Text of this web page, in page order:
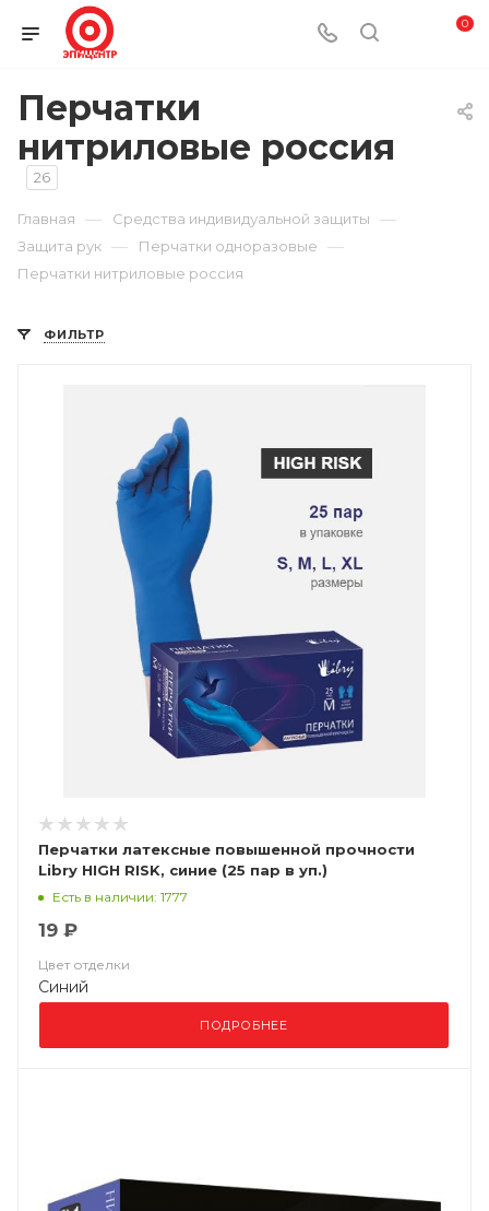
0
Перчатки
нитриловые россия
26
Главная — Средства индивидуальной защиты —
Защита рук — Перчатки одноразовые —
Перчатки нитриловые россия
ФИЛЬТР
Перчатки латексные повышенной прочности
Libry HIGH RISK, синие (25 пар в уп.)
Есть в наличии: 1777
19 ₽
Цвет отделки
Синий
ПОДРОБНЕЕ